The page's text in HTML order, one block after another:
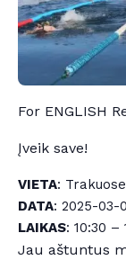
For ENGLISH
Įveik save!
VIETA:
DATA: 2025-03-
LAIKAS: 10:30 –
Jau aštuntus